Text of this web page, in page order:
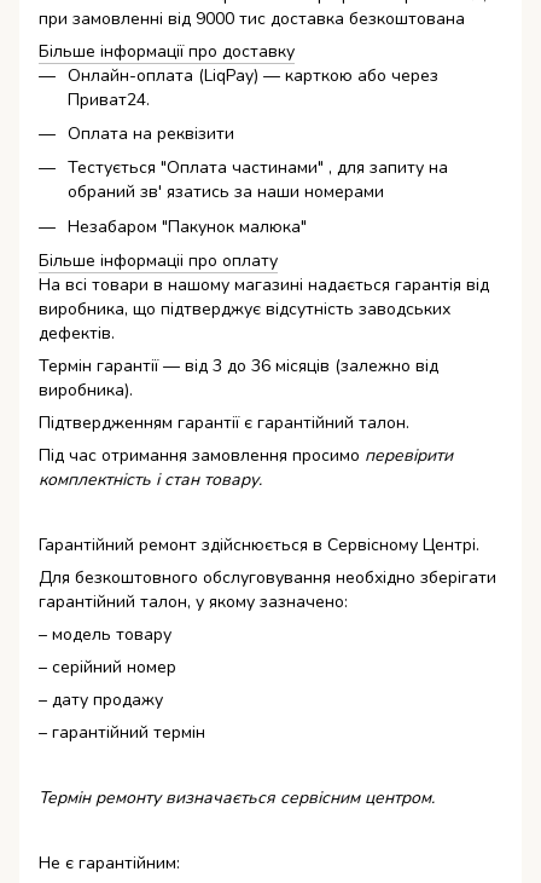
при замовленні від 9000 тис доставка безкоштована
Більше інформації про доставку
Онлайн-оплата (LiqPay) — карткою або через
Приват24.
Оплата на реквізити
Тестується "Оплата частинами" , для запиту на
обраний зв' язатись за наши номерами
Незабаром "Пакунок малюка"
Більше інформаціі про оплату
На всі товари в нашому магазині надається гарантія від
виробника, що підтверджує відсутність заводських
дефектів.
Термін гарантії — від 3 до 36 місяців (залежно від
виробника).
Підтвердженням гарантії є гарантійний талон.
Під час отримання замовлення просимо перевірити
комплектність і стан товару.
Гарантійний ремонт здійснюється в Сервісному Центрі.
Для безкоштовного обслуговування необхідно зберігати
гарантійний талон, у якому зазначено:
– модель товару
– серійний номер
– дату продажу
– гарантійний термін
Термін ремонту визначається сервісним центром.
Не є гарантійним: